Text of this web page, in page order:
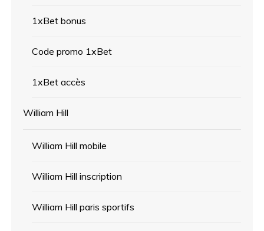
1xBet bonus
Code promo 1xBet
1xBet accès
William Hill
William Hill mobile
William Hill inscription
William Hill paris sportifs